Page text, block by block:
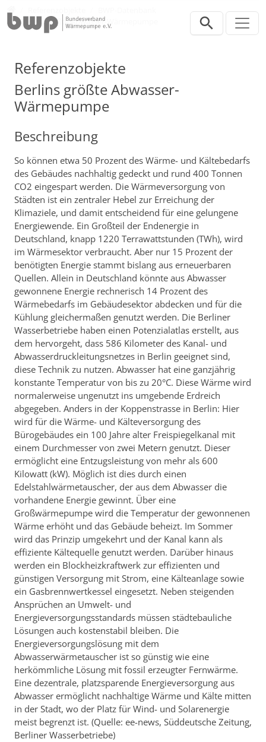
Berlins größte Abwasser-Wärmepumpe
Referenzobjekte
Berlins größte Abwasser-
Wärmepumpe
Beschreibung
So können etwa 50 Prozent des Wärme- und Kältebedarfs
des Gebäudes nachhaltig gedeckt und rund 400 Tonnen
CO2 eingespart werden. Die Wärmeversorgung von
Städten ist ein zentraler Hebel zur Erreichung der
Klimaziele, und damit entscheidend für eine gelungene
Energiewende. Ein Großteil der Endenergie in
Deutschland, knapp 1220 Terrawattstunden (TWh), wird
im Wärmesektor verbraucht. Aber nur 15 Prozent der
benötigten Energie stammt bislang aus erneuerbaren
Quellen. Allein in Deutschland könnte aus Abwasser
gewonnene Energie rechnerisch 14 Prozent des
Wärmebedarfs im Gebäudesektor abdecken und für die
Kühlung gleichermaßen genutzt werden. Die Berliner
Wasserbetriebe haben einen Potenzialatlas erstellt, aus
dem hervorgeht, dass 586 Kilometer des Kanal- und
Abwasserdruckleitungsnetzes in Berlin geeignet sind,
diese Technik zu nutzen. Abwasser hat eine ganzjährig
konstante Temperatur von bis zu 20°C. Diese Wärme wird
normalerweise ungenutzt ins umgebende Erdreich
abgegeben. Anders in der Koppenstrasse in Berlin: Hier
wird für die Wärme- und Kälteversorgung des
Bürogebäudes ein 100 Jahre alter Freispiegelkanal mit
einem Durchmesser von zwei Metern genutzt. Dieser
ermöglicht eine Entzugsleistung von mehr als 600
Kilowatt (kW). Möglich ist dies durch einen
Edelstahlwärmetauscher, der aus dem Abwasser die
vorhandene Energie gewinnt. Über eine
Großwärmepumpe wird die Temperatur der gewonnenen
Wärme erhöht und das Gebäude beheizt. Im Sommer
wird das Prinzip umgekehrt und der Kanal kann als
effiziente Kältequelle genutzt werden. Darüber hinaus
werden ein Blockheizkraftwerk zur effizienten und
günstigen Versorgung mit Strom, eine Kälteanlage sowie
ein Gasbrennwertkessel eingesetzt. Neben steigenden
Ansprüchen an Umwelt- und
Energieversorgungsstandards müssen städtebauliche
Lösungen auch kostenstabil bleiben. Die
Energieversorgungslösung mit dem
Abwasserwärmetauscher ist so günstig wie eine
herkömmliche Lösung mit fossil erzeugter Fernwärme.
Eine dezentrale, platzsparende Energieversorgung aus
Abwasser ermöglicht nachhaltige Wärme und Kälte mitten
in der Stadt, wo der Platz für Wind- und Solarenergie
meist begrenzt ist. (Quelle: ee-news, Süddeutsche Zeitung,
Berliner Wasserbetriebe)